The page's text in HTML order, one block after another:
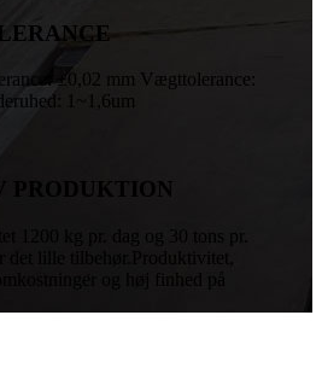
±0,02 mm Vægttolerance:
1~1,6um
PRODUKTION
1200 kg pr. dag og 30 tons pr.
det lille tilbehør.Produktivitet,
og høj finhed på